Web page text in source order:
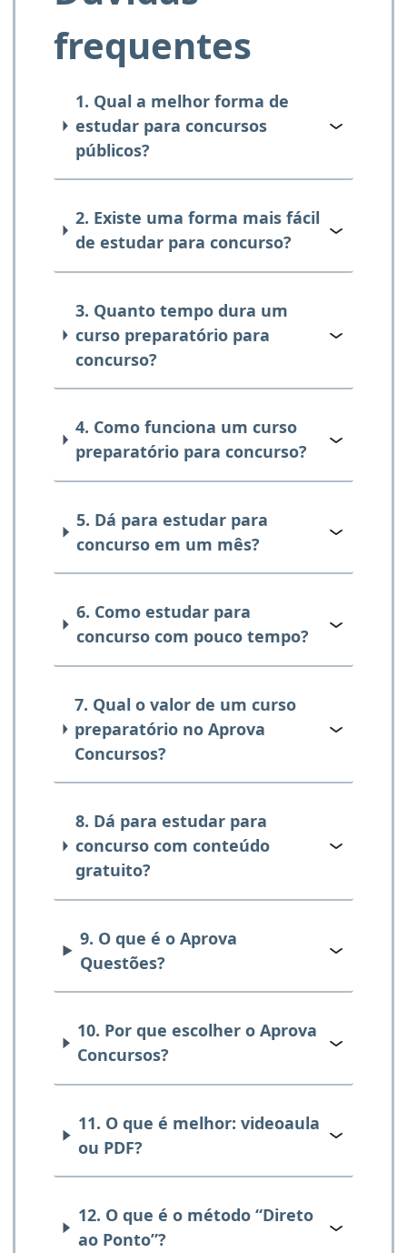
frequentes
1. Qual a melhor forma de
estudar para concursos
públicos?
2. Existe uma forma mais fácil
de estudar para concurso?
3. Quanto tempo dura um
curso preparatório para
concurso?
4. Como funciona um curso
preparatório para concurso?
5. Dá para estudar para
concurso em um mês?
6. Como estudar para
concurso com pouco tempo?
7. Qual o valor de um curso
preparatório no Aprova
Concursos?
8. Dá para estudar para
concurso com conteúdo
gratuito?
9. O que é o Aprova
Questões?
10. Por que escolher o Aprova
Concursos?
11. O que é melhor: videoaula
ou PDF?
12. O que é o método “Direto
ao Ponto”?